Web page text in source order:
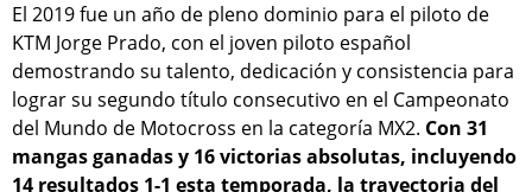
El 2019 fue un año de pleno dominio para el piloto de
KTM Jorge Prado, con el joven piloto español
demostrando su talento, dedicación y consistencia para
lograr su segundo título consecutivo en el Campeonato
del Mundo de Motocross en la categoría MX2. Con 31
mangas ganadas y 16 victorias absolutas, incluyendo
14 resultados 1-1 esta temporada, la trayectoria del